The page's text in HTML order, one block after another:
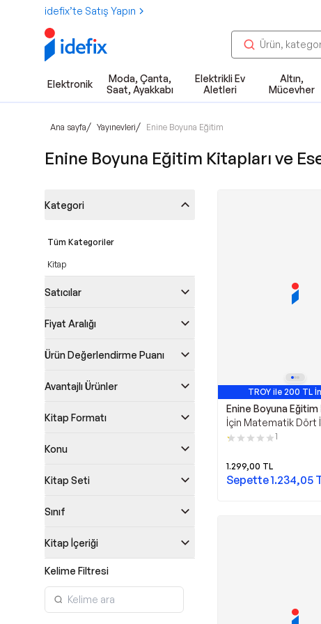
idefix’te Satış Yapın
Elektronik
Moda, Çanta,
Saat, Ayakkabı
Elektrikli Ev
Aletleri
Altın,
Mücevher
Ana sayfa/ Yayınevleri/ Enine Boyuna Eğitim
Enine Boyuna Eğitim Kitapları ve
Kategori
Tüm Kategoriler
Kitap
Satıcılar
Fiyat Aralığı
Ürün Değerlendirme Puanı
Avantajlı Ürünler
Kitap Formatı
Konu
Kitap Seti
Sınıf
Kitap İçeriği
Kelime Filtresi
TROY ile 200 TL
Enine Boyuna Eğitim
İçin Matematik Dört
Alıştırmaları Süper
Boyuna Eğitim
1
1.299,00 TL
Sepette1.234,05